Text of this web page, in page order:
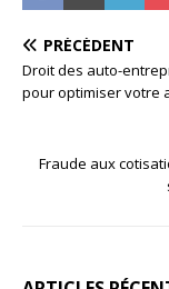
PRÉCÉDENT
Droit des auto-
pour optimiser votre
Fraude aux